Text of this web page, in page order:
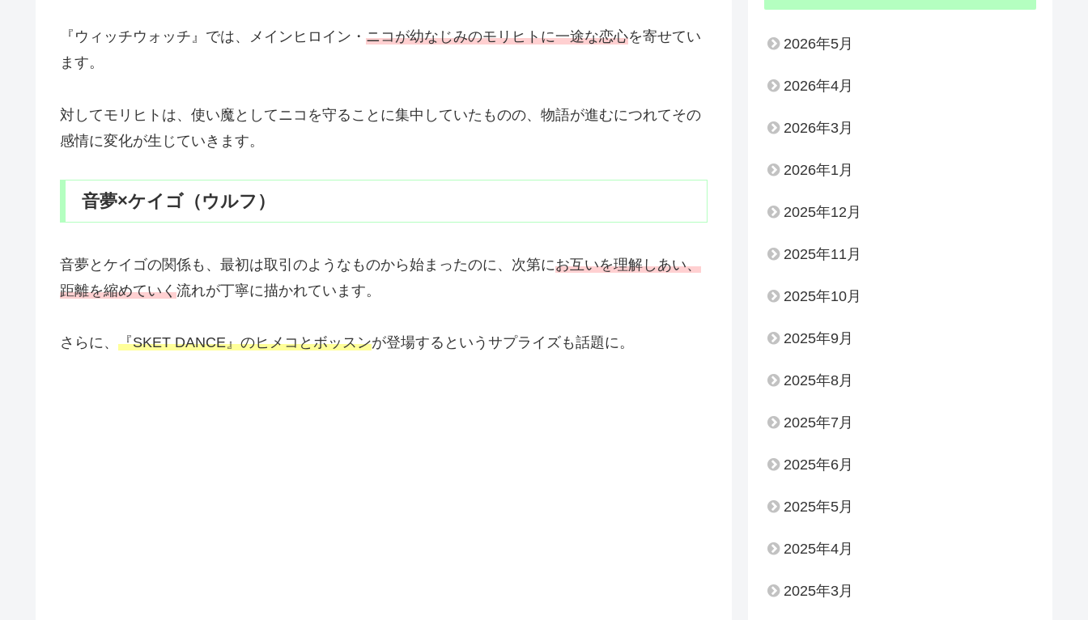
『ウィッチウォッチ』では、メインヒロイン・ ニコが幼なじみのモリヒトに一途な恋心を寄せてい
ます。
対してモリヒトは、使い魔としてニコを守ることに集中していたものの、物語が進むにつれてその
感情に変化が生じていきます。
音夢×ケイゴ（ウルフ）
音夢とケイゴの関係も、最初は取引のようなものから始まったのに、次第にお互いを理解しあい、
距離を縮めていく流れが丁寧に描かれています。
さらに、 『SKET DANCE』のヒメコとボッスンが登場するというサプライズも話題に。
2026年5月
2026年4月
2026年3月
2026年1月
2025年12月
2025年11月
2025年10月
2025年9月
2025年8月
2025年7月
2025年6月
2025年5月
2025年4月
2025年3月